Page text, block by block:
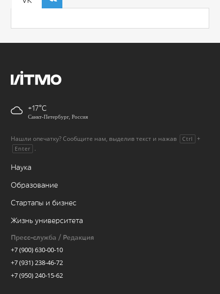
+17
Санкт-Петербург, Россия
Нашли опечатку? Сообщите нам, выделив текст и нажав Ctrl +
Enter .
Наука
Образование
Стартапы и бизнес
Жизнь университета
Пресс-служба / Редакция
+7 (900) 630-00-10
+7 (931) 238-46-72
+7 (950) 240-15-62